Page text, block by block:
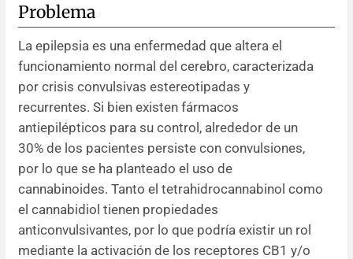
Problema
La epilepsia es una enfermedad que altera el
funcionamiento normal del cerebro, caracterizada
por crisis convulsivas estereotipadas y
recurrentes. Si bien existen fármacos
antiepilépticos para su control, alrededor de un
30% de los pacientes persiste con convulsiones,
por lo que se ha planteado el uso de
cannabinoides. Tanto el tetrahidrocannabinol como
el cannabidiol tienen propiedades
anticonvulsivantes, por lo que podría existir un rol
mediante la activación de los receptores CB1 y/o